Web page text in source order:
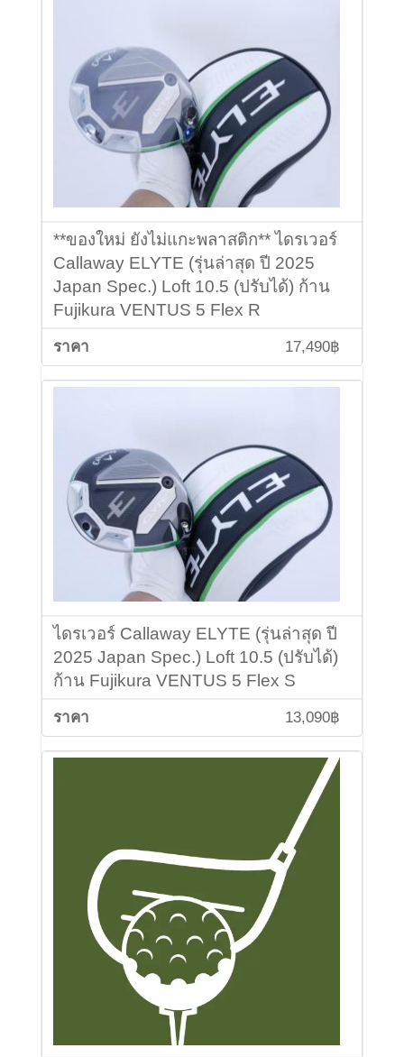
**ของใหม่ ยังไม่แกะพลาสติก** ไดรเวอร์
Callaway ELYTE (รุ่นล่าสุด ปี 2025
Japan Spec.) Loft 10.5 (ปรับได้) ก้าน
Fujikura VENTUS 5 Flex R
17,490฿
ไดรเวอร์ Callaway ELYTE (รุ่นล่าสุด ปี
2025 Japan Spec.) Loft 10.5 (ปรับได้)
ก้าน Fujikura VENTUS 5 Flex S
13,090฿